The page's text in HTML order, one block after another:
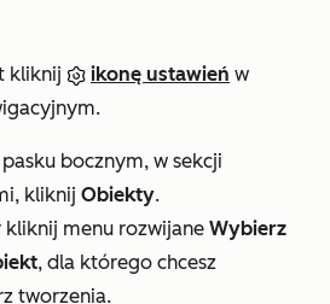
kliknij ikonę ustawień w
bocznym, w sekcji
, kliknij Obiekty.
kliknij menu rozwijane Wybierz
, dla którego chcesz
tworzenia.